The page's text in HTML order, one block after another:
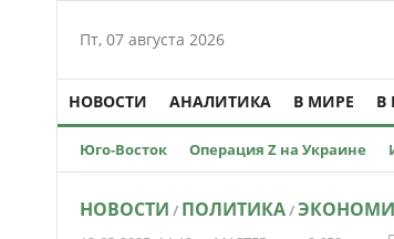
Пт, 07 августа 2026
НОВОСТИ АНАЛИТИКА В МИРЕ В
Юго-Восток Операция Z на Украине
НОВОСТИ / ПОЛИТИКА/